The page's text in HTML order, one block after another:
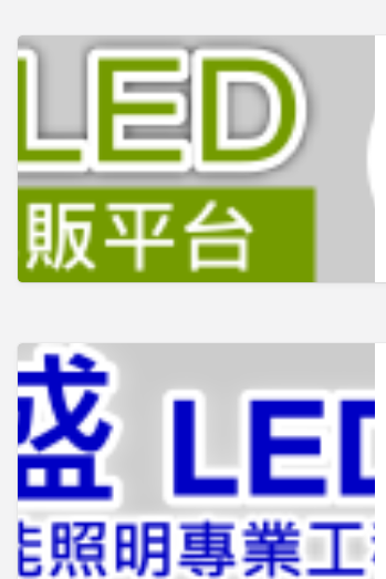
LEDPro.com.tw
MR16
燈
價
格
與
型
錄
示
網，
歡
迎
批
發
量
販
T8
燈
管
T5T8
燈
具
廠
商